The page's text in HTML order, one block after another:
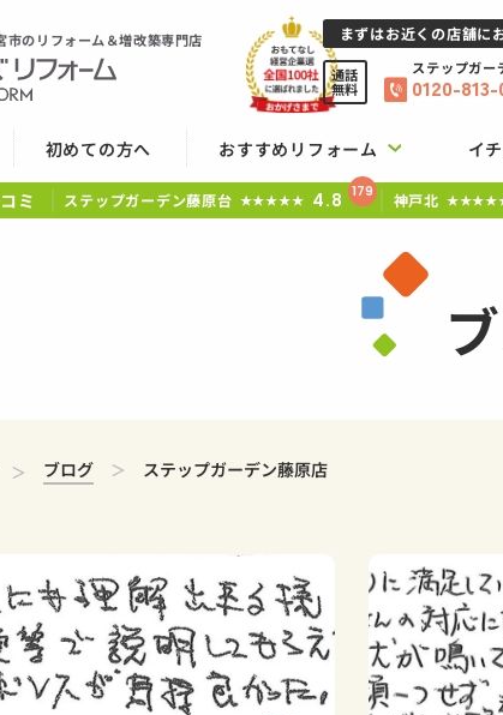
市のリフォーム＆増改築専門店
初めての方へ おすすめリフォーム イ
まずはお近くの店舗に
通話
無料
ステップガー
0120-813-
ミ ステップガーデン藤原台 ★★★★★ 4.8 179 神戸北
ーム ブログ ステップガーデン藤原店